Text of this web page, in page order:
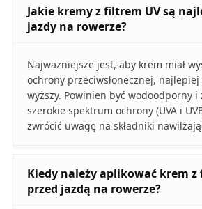
Jakie kremy z filtrem UV są
jazdy na rowerze?
Najważniejsze jest, aby krem miał
ochrony przeciwsłonecznej, najlepiej
wyższy. Powinien być wodoodporny i
szerokie spektrum ochrony (UVA i
zwrócić uwagę na składniki
Kiedy należy aplikować krem z
przed jazdą na rowerze?